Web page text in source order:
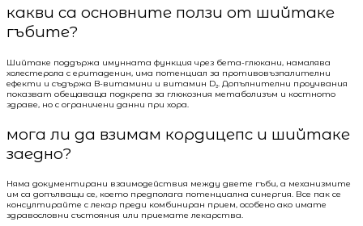
какви са основните ползи от шийтаке
гъбите?
Шийтаке поддържа имунната функция чрез бета-глюкани, намалява
холестерола с еритаденин, има потенциал за противовъзпалителни
ефекти и съдържа B-витамини и витамин D₂. Допълнителни проучвания
показват обещаваща подкрепа за глюкозния метаболизъм и костното
здраве, но с ограничени данни при хора.
мога ли да взимам кордицепс и шийтаке
заедно?
Няма документирани взаимодействия между двете гъби, а механизмите
им са допълващи се, което предполага потенциална синергия. Все пак се
консултирайте с лекар преди комбиниран прием, особено ако имате
здравословни състояния или приемате лекарства.